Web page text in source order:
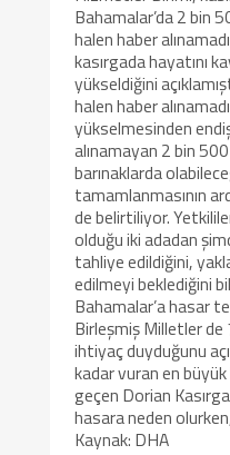
Bahamalar’da 2 bin
halen haber
kasırgada hayatını
yükseldiğini
halen haber
yükselmesinden
alınamayan 2 bin 500
barınaklarda
tamamlanmasının
de belirtiliyor.
olduğu iki adadan
tahliye edildiğini,
edilmeyi beklediğini
Bahamalar’a hasar
Birleşmiş Milletler de
ihtiyaç duyduğunu
kadar vuran en
geçen Dorian
hasara neden
Kaynak: DHA